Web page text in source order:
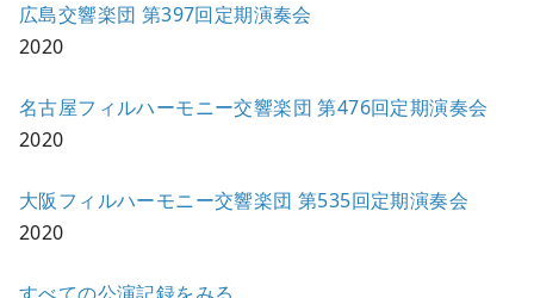
広島交響楽団 第397回定期演奏会
2020
名古屋フィルハーモニー交響楽団 第476回定期演奏会
2020
大阪フィルハーモニー交響楽団 第535回定期演奏会
2020